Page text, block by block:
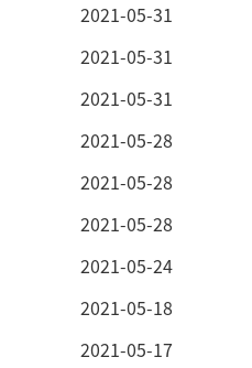
2021-05-31
2021-05-31
2021-05-31
2021-05-28
2021-05-28
2021-05-28
2021-05-24
2021-05-18
2021-05-17